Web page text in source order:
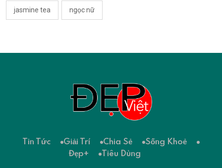
jasmine tea ngọc nữ
Tin Tức Giải Trí Chia Sẻ
Sống Khoẻ
Đẹp+
Tiêu Dùng